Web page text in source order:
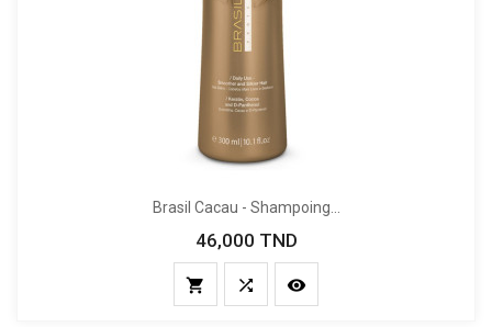
Brasil Cacau - Shampoing...
Prix
46,000 TND
  